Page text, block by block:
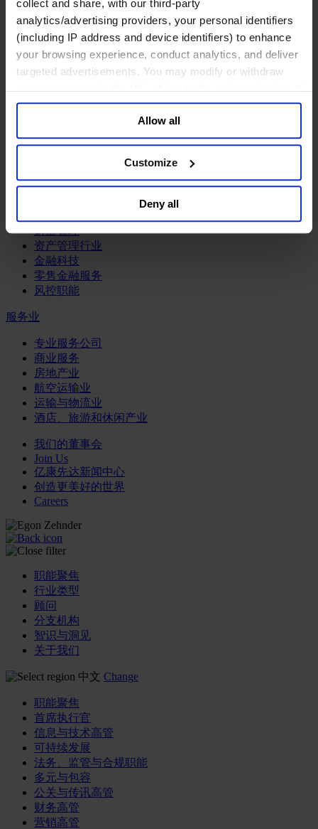
collect and share, with our third-party
analytics/advertising providers, your personal identifiers
(including IP address and device identifiers) to enhance
your browsing experience, conduct analytics, and deliver
targeted advertisements. You may modify or withdraw
your consent or, in the US, object to the sale or sharing of
your data for targeted advertising, by clicking “Do Not
Sell or Share My Personal Information” in the footer of
the website. You must opt-out of each device and each
browser. For additional information and retention terms
general collection and use of personal information see
Allow all
Customize
Deny all
工业
化工与过程工业咨询团队
机械与工业技术
汽车与交通设备
能源业
金属与矿业
主权财富基金
投资银行、企业银行与金融市场
数字化资产、加密货币与Web 3行业
财富管理
资产管理行业
金融科技
零售金融服务
风控职能
服务业
专业服务公司
商业服务
房地产业
航空运输业
运输与物流业
酒店、旅游和休闲产业
我们的董事会
Join Us
亿康先达新闻中心
创造更美好的世界
Careers
职能聚焦
行业类型
顾问
分支机构
智识与洞见
关于我们
中文 Change
职能聚焦
首席执行官
信息与技术高管
可持续发展
法务、监管与合规职能
多元与包容
公关与传讯高管
财务高管
营销高管